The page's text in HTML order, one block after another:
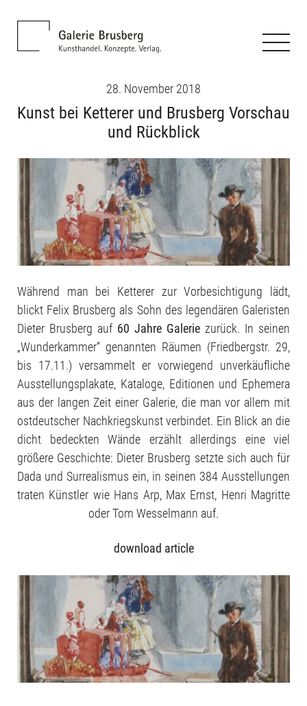
28. November 2018
Kunst bei Ketterer und Brusberg Vorschau
und Rückblick
Während man bei Ketterer zur Vorbesichtigung lädt,
blickt Felix Brusberg als Sohn des legendären Galeristen
Dieter Brusberg auf 60 Jahre Galerie zurück. In seinen
„Wunderkammer“ genannten Räumen (Friedbergstr. 29,
bis 17.11.) versammelt er vorwiegend unverkäufliche
Ausstellungsplakate, Kataloge, Editionen und Ephemera
aus der langen Zeit einer Galerie, die man vor allem mit
ostdeutscher Nachkriegskunst verbindet. Ein Blick an die
dicht bedeckten Wände erzählt allerdings eine viel
größere Geschichte: Dieter Brusberg setzte sich auch für
Dada und Surrealismus ein, in seinen 384 Ausstellungen
traten Künstler wie Hans Arp, Max Ernst, Henri Magritte
oder Tom Wesselmann auf.
download article